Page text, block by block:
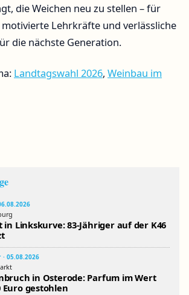
die Weichen neu zu stellen – für
motivierte Lehrkräfte und verlässliche
die nächste Generation.
Landtagswahl 2026, Weinbau im
Linkskurve: 83-Jähriger auf der K46
05.08.2026
in Osterode: Parfum im Wert
Euro gestohlen